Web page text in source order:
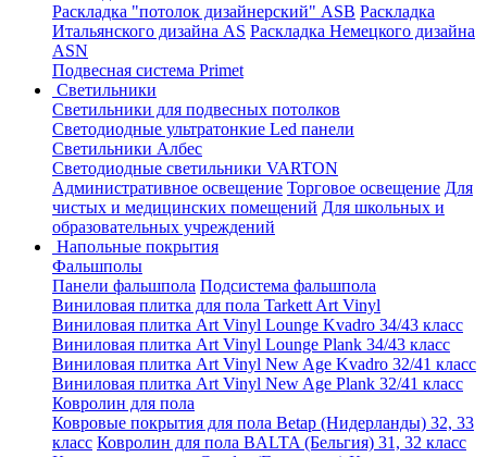
Раскладка "потолок дизайнерский" ASB Раскладка
Итальянского дизайна AS Раскладка Немецкого дизайна
АSN
Подвесная система Primet
Светильники
Светильники для подвесных потолков
Светодиодные ультратонкие Led панели
Светильники Албес
Светодиодные светильники VARTON
Административное освещение Торговое освещение Для
чистых и медицинских помещений Для школьных и
образовательных учреждений
Напольные покрытия
Фальшполы
Панели фальшпола Подсистема фальшпола
Виниловая плитка для пола Tarkett Art Vinyl
Виниловая плитка Art Vinyl Lounge Kvadro 34/43 класс
Виниловая плитка Art Vinyl Lounge Plank 34/43 класс
Виниловая плитка Art Vinyl New Age Kvadro 32/41 класс
Виниловая плитка Art Vinyl New Age Plank 32/41 класс
Ковролин для пола
Ковровые покрытия для пола Betap (Нидерланды) 32, 33
класс Ковролин для пола BALTA (Бельгия) 31, 32 класс